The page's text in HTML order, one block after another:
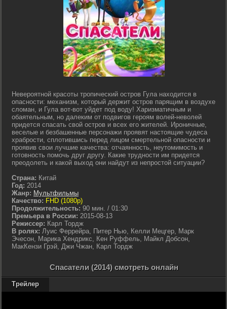
Невероятной красоты тропический остров Гула находится в
опасности: механизм, который держит остров парящим в воздухе
сломан, и Гула вот-вот уйдет под воду! Харизматичным и
обаятельным, но далеким от подвигов героям волей-неволей
придется спасать свой остров и всех его жителей. Ироничные,
веселые и безбашенные персонажи проявят настоящие чудеса
храбрости, сплотившись перед лицом смертельной опасности и
проявив свои лучшие качества: отчаянность, неутомимость и
готовность помочь друг другу. Какие трудности им придется
преодолеть и какой выход они найдут из непростой ситуации?
Страна: Китай
Год: 2014
Жанр: Мультфильмы
Качество: FHD (1080p)
Продолжительность: 90 мин. / 01:30
Премьера в России: 2015-08-13
Режиссер: Карл Тордж
В ролях: Луис Феррейра, Питер Нью, Келли Мецгер, Марк
Эчесон, Марика Хендрикс, Кен Руффель, Майкл Добсон,
МакКензи Грэй, Джи Чжан, Карл Тордж
Спасатели (2014) смотреть онлайн
Трейлер